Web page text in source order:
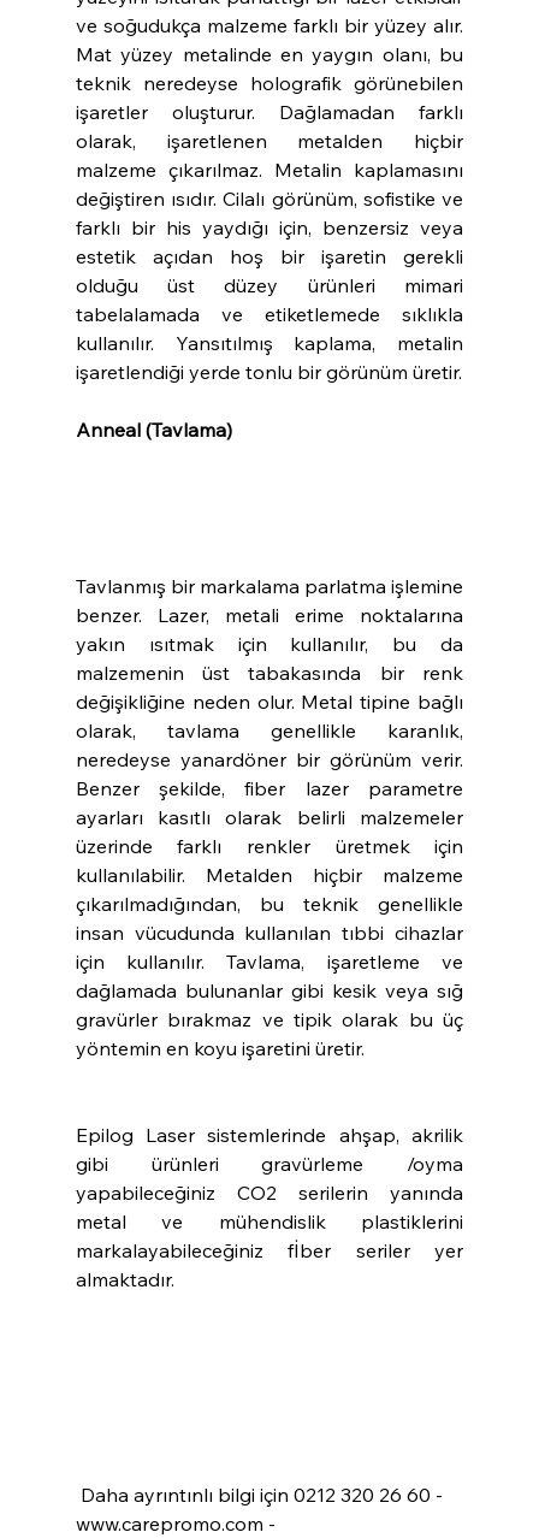
ve soğudukça malzeme farklı bir yüzey alır.
Mat yüzey metalinde en yaygın olanı, bu
teknik neredeyse holografik görünebilen
işaretler oluşturur. Dağlamadan farklı
olarak, işaretlenen metalden hiçbir
malzeme çıkarılmaz. Metalin kaplamasını
değiştiren ısıdır. Cilalı görünüm, sofistike ve
farklı bir his yaydığı için, benzersiz veya
estetik açıdan hoş bir işaretin gerekli
olduğu üst düzey ürünleri mimari
tabelalamada ve etiketlemede sıklıkla
kullanılır. Yansıtılmış kaplama, metalin
işaretlendiği yerde tonlu bir görünüm üretir.
Anneal (Tavlama)
Tavlanmış bir markalama parlatma işlemine
benzer. Lazer, metali erime noktalarına
yakın ısıtmak için kullanılır, bu da
malzemenin üst tabakasında bir renk
değişikliğine neden olur. Metal tipine bağlı
olarak, tavlama genellikle karanlık,
neredeyse yanardöner bir görünüm verir.
Benzer şekilde, fiber lazer parametre
ayarları kasıtlı olarak belirli malzemeler
üzerinde farklı renkler üretmek için
kullanılabilir. Metalden hiçbir malzeme
çıkarılmadığından, bu teknik genellikle
insan vücudunda kullanılan tıbbi cihazlar
için kullanılır. Tavlama, işaretleme ve
dağlamada bulunanlar gibi kesik veya sığ
gravürler bırakmaz ve tipik olarak bu üç
yöntemin en koyu işaretini üretir.
Epilog Laser sistemlerinde ahşap, akrilik
gibi ürünleri gravürleme /oyma
yapabileceğiniz CO2 serilerin yanında
metal ve mühendislik plastiklerini
markalayabileceğiniz fİber seriler yer
almaktadır.
www.carepromo.com -